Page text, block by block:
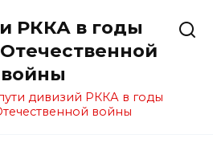
РККА в годы
войны
дивизий РККА в годы
войны